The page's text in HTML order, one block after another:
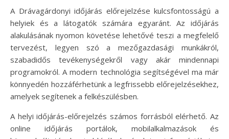
A Drávagárdonyi időjárás előrejelzése kulcsfontosságú a
helyiek és a látogatók számára egyaránt. Az időjárás
alakulásának nyomon követése lehetővé teszi a megfelelő
tervezést, legyen szó a mezőgazdasági munkákról,
szabadidős tevékenységekről vagy akár mindennapi
programokról. A modern technológia segítségével ma már
könnyedén hozzáférhetünk a legfrissebb előrejelzésekhez,
amelyek segítenek a felkészülésben.
A helyi időjárás-előrejelzés számos forrásból elérhető. Az
online időjárás portálok, mobilalkalmazások és